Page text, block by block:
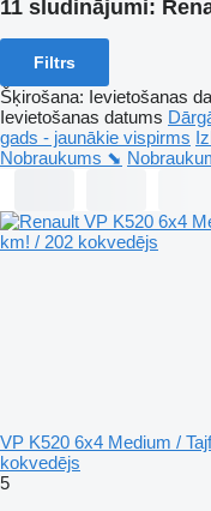
11 sludinājumi:
Filtrs
Šķirošana: Ievietošanas
Ievietošanas datums
gads - jaunākie vispirms
Nobraukums ⬊
VP K520 6x4 Medium /
kokvedējs
5